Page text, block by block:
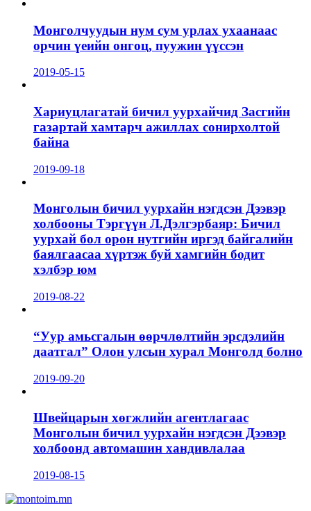
Монголчуудын нум сум урлах ухаанаас
орчин үеийн онгоц, пуужин үүссэн
2019-05-15
Хариуцлагатай бичил уурхайчид Засгийн
газартай хамтарч ажиллах сонирхолтой
байна
2019-09-18
Монголын бичил уурхайн нэгдсэн Дээвэр
холбооны Тэргүүн Л.Дэлгэрбаяр: Бичил
уурхай бол орон нутгийн иргэд байгалийн
баялгаасаа хүртэж буй хамгийн бодит
хэлбэр юм
2019-08-22
“Уур амьсгалын өөрчлөлтийн эрсдэлийн
даатгал” Олон улсын хурал Монголд болно
2019-09-20
Швейцарын хөгжлийн агентлагаас
Монголын бичил уурхайн нэгдсэн Дээвэр
холбоонд автомашин хандивлалаа
2019-08-15